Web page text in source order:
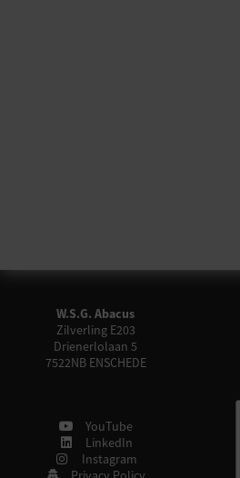
W.S.G. Abacus
Zilverling E203
Drienerlolaan 5
7522NB ENSCHEDE
YouTube
LinkedIn
Instagram